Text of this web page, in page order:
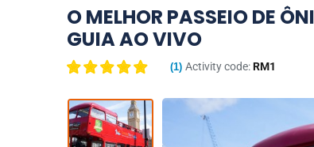
O MELHOR PASSEIO DE
GUIA AO VIVO
(1) Activity code:RM1